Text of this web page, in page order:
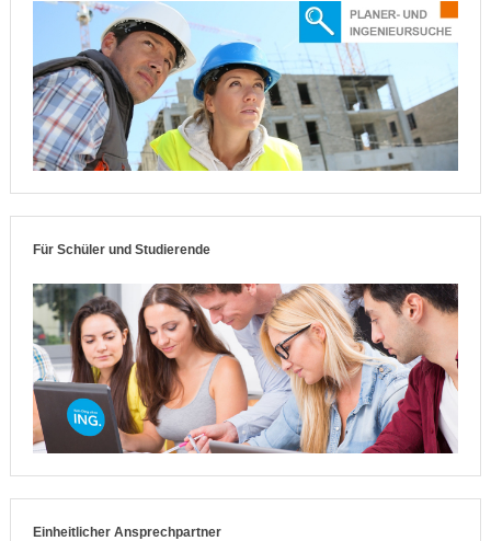
Für Schüler und Studierende
Einheitlicher Ansprechpartner